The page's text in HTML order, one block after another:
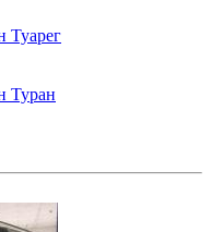
Туарег
Туран